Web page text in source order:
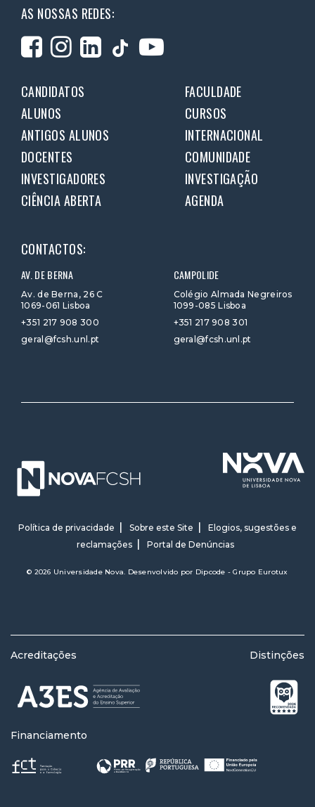
AS NOSSAS REDES:
CANDIDATOS
FACULDADE
ALUNOS
CURSOS
ANTIGOS ALUNOS
INTERNACIONAL
DOCENTES
COMUNIDADE
INVESTIGADORES
INVESTIGAÇÃO
CIÊNCIA ABERTA
AGENDA
CONTACTOS:
AV. DE BERNA
Av. de Berna, 26 C
1069-061 Lisboa
+351 217 908 300
geral@fcsh.unl.pt
CAMPOLIDE
Colégio Almada Negreiros
1099-085 Lisboa
+351 217 908 301
geral@fcsh.unl.pt
Política de privacidade Sobre este Site
Elogios, sugestões e
reclamações
Portal de Denúncias
© 2026 Universidade Nova. Desenvolvido por Dipcode - Grupo Eurotux
Acreditações Distinções
Financiamento